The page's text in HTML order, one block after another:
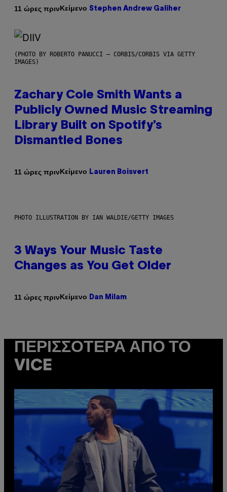
11 ώρες πρινΚείμενο Stephen Andrew Galiher
(PHOTO BY ROBERTO PANUCCI – CORBIS/CORBIS VIA GETTY
IMAGES)
Zachary Cole Smith Wants a
Publicly Owned Music Streaming
Library Built on Spotify’s
Dismantled Bones
11 ώρες πρινΚείμενο Lauren Boisvert
PHOTO ILLUSTRATION BY IAN WALDIE/GETTY IMAGES
3 Ways Your Music Taste
Changes as You Get Older
11 ώρες πρινΚείμενο Dan Milam
ΠΕΡΙΣΣΌΤΕΡΑ ΑΠΌ ΤΟ
VICE